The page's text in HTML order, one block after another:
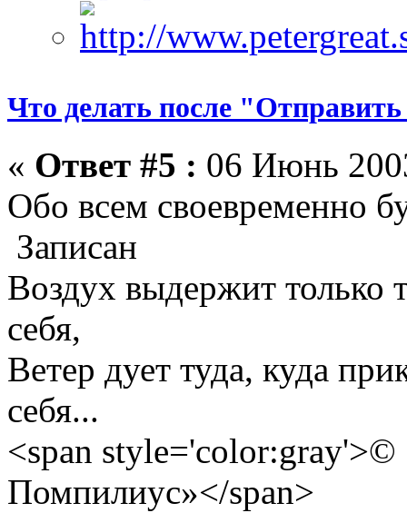
Что делать после
« Ответ #5 : 06 Июнь
Обо всем своевременно
Записан
Воздух выдержит только
себя,
Ветер дует туда, куда
себя...
<span style='color:gray'>©
Помпилиус»</span>